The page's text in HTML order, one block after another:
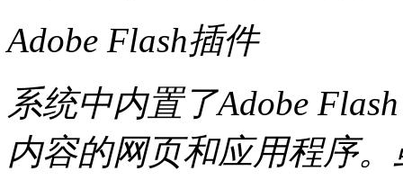
Adobe Flash插件
系统中内置了Adobe
内容的网页和应用程序